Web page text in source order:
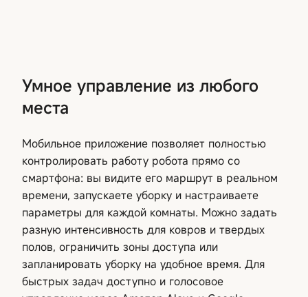
Умное управление из любого
места
Мобильное приложение позволяет полностью
контролировать работу робота прямо со
смартфона: вы видите его маршрут в реальном
времени, запускаете уборку и настраиваете
параметры для каждой комнаты. Можно задать
разную интенсивность для ковров и твердых
полов, ограничить зоны доступа или
запланировать уборку на удобное время. Для
быстрых задач доступно и голосовое